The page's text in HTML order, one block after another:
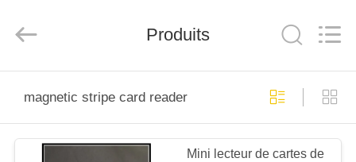
PRODUITS
Rights
Produits
magnetic stripe card reader
Mini lecteur de cartes de